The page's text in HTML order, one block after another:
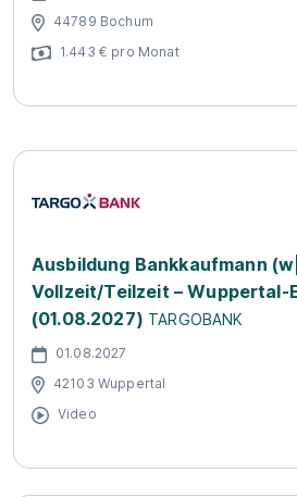
44789 Bochum
1.443 € pro Monat
Ausbildung Bankkaufmann
Vollzeit/Teilzeit – Wuppertal-
(01.08.2027) TARGOBANK
01.08.2027
42103 Wuppertal
Video